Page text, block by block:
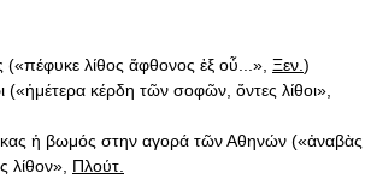
λίθος ἄφθονος ἐξ οὖ...», Ξεν. )
(«ἡμέτερα κέρδη τῶν σοφῶν, ὄντες λίθοι»,
ἡ βωμός στην αγορά τῶν Αθηνών («ἀναβὰς
λίθον», Πλούτ.